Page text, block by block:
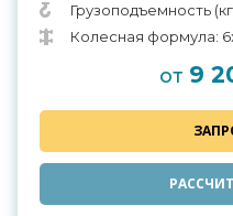
Грузоподъемность
Колесная формула:
от 9